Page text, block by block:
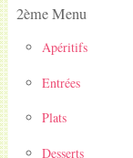
2ème Menu
Apéritifs
Entrées
Plats
Desserts